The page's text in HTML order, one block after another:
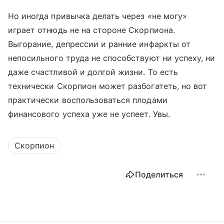
Но иногда привычка делать через «не могу»
играет отнюдь не на стороне Скорпиона.
Выгорание, депрессии и ранние инфаркты от
непосильного труда не способствуют ни успеху, ни
даже счастливой и долгой жизни. То есть
технически Скорпион может разбогатеть, но вот
практически воспользоваться плодами
финансового успеха уже не успеет. Увы.
Скорпион
Поделиться